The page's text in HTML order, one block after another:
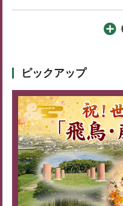
ピックアップ